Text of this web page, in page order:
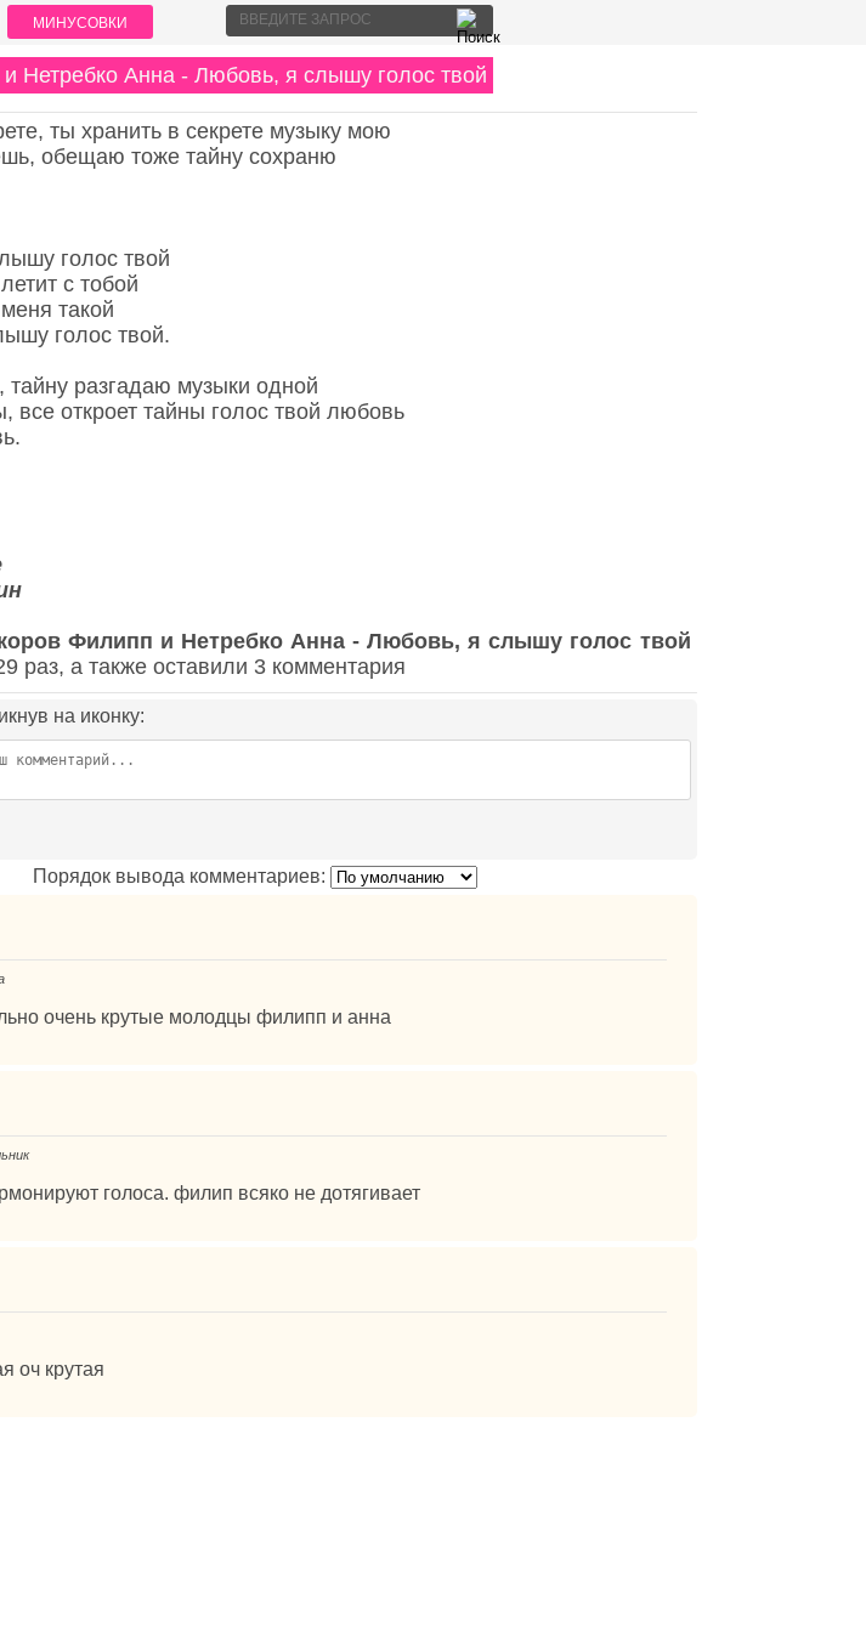
Нетребко Анна - Любовь, я слышу голос твой
ты хранить в секрете музыку мою
обещаю тоже тайну сохраню
голос твой
с тобой
такой
голос твой.
тайну разгадаю музыки одной
все откроет тайны голос твой любовь
Филипп и Нетребко Анна - Любовь, я слышу голос твой
раз, а также оставили 3 комментария
на иконку:
Порядок вывода комментариев:
очень крутые молодцы филипп и анна
голоса. филип всяко не дотягивает
оч крутая
МИНУСОВКИ